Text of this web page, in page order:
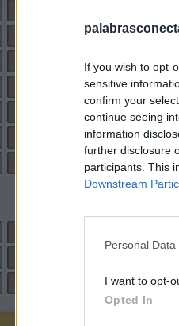
If you wish to opt-
sensitive
confirm your
continue seeing
information
further disclosure
participants. This
Downstream
Personal
I want to opt-
Opted In
O
R